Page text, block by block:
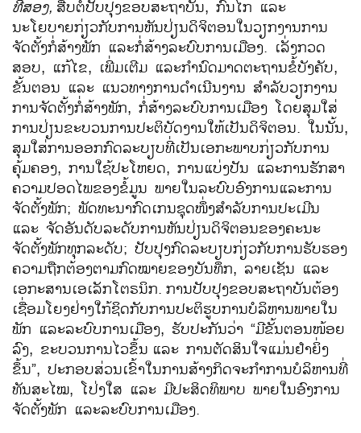
ທີສອງ, ສືບຕໍ່ປັບປຸງຂອບສະຖາບັນ, ກົນໄກ ແລະ
ນະໂຍບາຍກ່ຽວກັບການຫັນປ່ຽນດິຈິຕອນໃນວຽກງານການ
ຈັດຕັ້ງກໍ່ສ້າງພັກ ແລະກໍ່ສ້າງລະບົບການເມືອງ. ເລັ່ງກວດ
ສອບ, ແກ້ໄຂ, ເພີ່ມເຕີມ ແລະກຳນົດມາດຕະຖານຂໍ້ບັງຄັບ,
ຂັ້ນຕອນ ແລະ ແນວທາງການດໍາເນີນງານ ສໍາລັບວຽກງານ
ການຈັດຕັ້ງກໍ່ສ້າງພັກ, ກໍ່ສ້າງລະບົບການເມືອງ ໂດຍສຸມໃສ່
ການປ່ຽນຂະບວນການປະຕິບັດງານໃຫ້ເປັນດິຈິຕອນ. ໃນນັ້ນ,
ສຸມໃສ່ການອອກກົດລະບຽບທີ່ເປັນເອກະພາບກ່ຽວກັບການ
ຄຸ້ມຄອງ, ການໃຊ້ປະໂຫຍດ, ການແບ່ງປັນ ແລະການຮັກສາ
ຄວາມປອດໄພຂອງຂໍ້ມູນ ພາຍໃນລະບົບອົງການແລະການ
ຈັດຕັ້ງພັກ; ພັດທະນາກົດເກນຊຸດໜຶ່ງສຳລັບການປະເມີນ
ແລະ ຈັດອັນດັບລະດັບການຫັນປ່ຽນດິຈິຕອນຂອງຄະນະ
ຈັດຕັ້ງພັກທຸກລະດັບ; ປັບປຸງກົດລະບຽບກ່ຽວກັບການຮັບຮອງ
ຄວາມຖືກຕ້ອງຕາມກົດໝາຍຂອງບັນທຶກ, ລາຍເຊັນ ແລະ
ເອກະສານເອເລັກໂຕຣນິກ. ການປັບປຸງຂອບສະຖາບັນຕ້ອງ
ເຊື່ອມໂຍງຢ່າງໃກ້ຊິດກັບການປະຕິຮູບການບໍລິຫານພາຍໃນ
ພັກ ແລະລະບົບການເມືອງ, ຮັບປະກັນວ່າ “ມີຂັ້ນຕອນໜ້ອຍ
ລົງ, ຂະບວນການໄວຂຶ້ນ ແລະ ການຕັດສິນໃຈແມ່ນຢຳຍິ່ງ
ຂຶ້ນ”, ປະກອບສ່ວນເຂົ້າໃນການສ້າງກິດຈະກໍາການບໍລິຫານທີ່
ທັນສະໄໝ, ໂປ່ງໃສ ແລະ ມີປະສິດທິພາບ ພາຍໃນອົງການ
ຈັດຕັ້ງພັກ ແລະລະບົບການເມືອງ.